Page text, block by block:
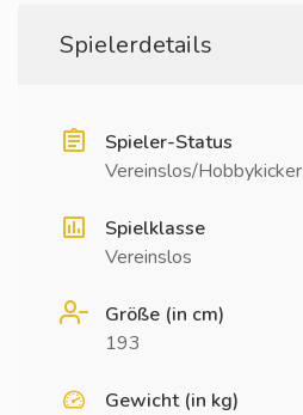
Spielerdetails
Spieler-Status
Vereinslos/Hobbykicker
Spielklasse
Vereinslos
Größe (in cm)
193
Gewicht (in kg)